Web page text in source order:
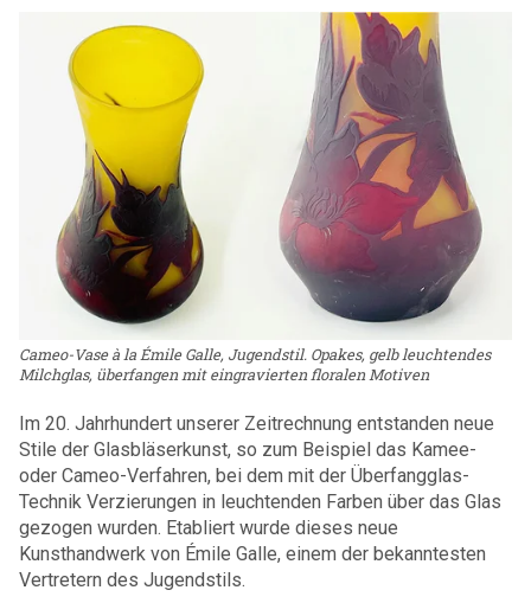
Cameo-Vase à la Émile Galle, Jugendstil. Opakes, gelb leuchtendes
Milchglas, überfangen mit eingravierten floralen Motiven
Im 20. Jahrhundert unserer Zeitrechnung entstanden neue
Stile der Glasbläserkunst, so zum Beispiel das Kamee-
oder Cameo-Verfahren, bei dem mit der Überfangglas-
Technik Verzierungen in leuchtenden Farben über das Glas
gezogen wurden. Etabliert wurde dieses neue
Kunsthandwerk von Émile Galle, einem der bekanntesten
Vertretern des Jugendstils.